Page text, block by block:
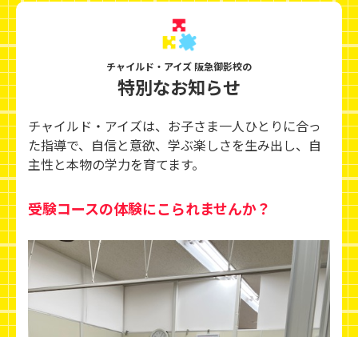
チャイルド・アイズ 阪急御影校の
特別なお知らせ
チャイルド・アイズは、お子さま一人ひとりに合っ
た指導で、自信と意欲、学ぶ楽しさを生み出し、 自
主性と本物の学力を育てます。
受験コースの体験にこられませんか？